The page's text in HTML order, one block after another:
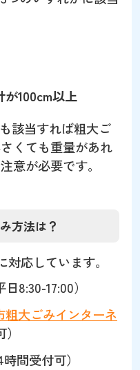
が100cm以上
該当すれば粗大ご
くても重量があれ
意が必要です。
方法は？
応しています。
8:30-17:00）
粗大ごみインターネ
間受付可）